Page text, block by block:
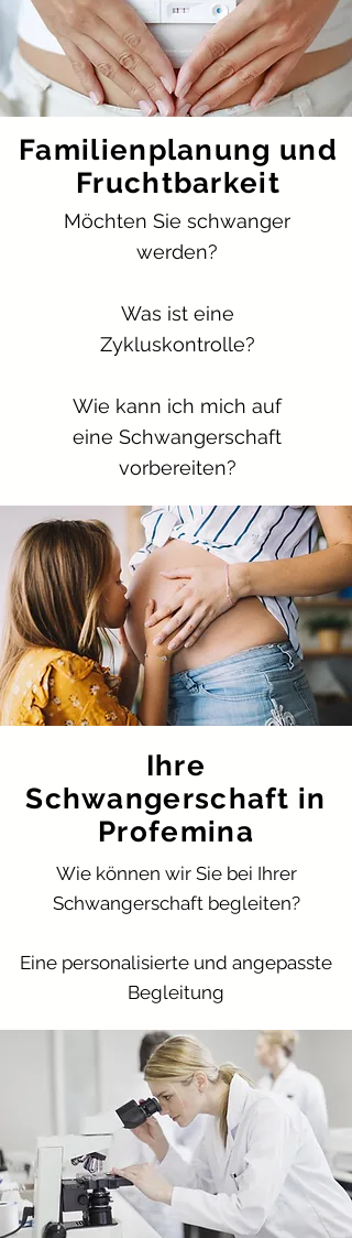
Familienplanung und
Fruchtbarkeit
Möchten Sie schwanger
werden?
Was ist eine
Zykluskontrolle?
Wie kann ich mich auf
eine Schwangerschaft
vorbereiten?
Ihre
Schwangerschaft in
Profemina
Wie können wir Sie bei Ihrer
Schwangerschaft begleiten?
Eine personalisierte und angepasste
Begleitung